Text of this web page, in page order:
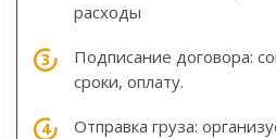
расходы
Подписание договора:
сроки, оплату.
Отправка груза: